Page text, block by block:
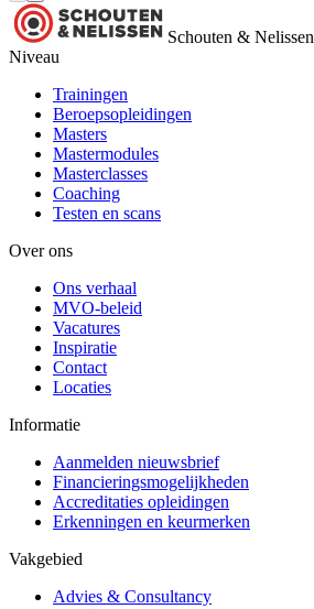
Schouten & Nelissen
Niveau
Trainingen
Beroepsopleidingen
Masters
Mastermodules
Masterclasses
Coaching
Testen en scans
Over ons
Ons verhaal
MVO-beleid
Vacatures
Inspiratie
Contact
Locaties
Informatie
Aanmelden nieuwsbrief
Financieringsmogelijkheden
Accreditaties opleidingen
Erkenningen en keurmerken
Vakgebied
Advies & Consultancy